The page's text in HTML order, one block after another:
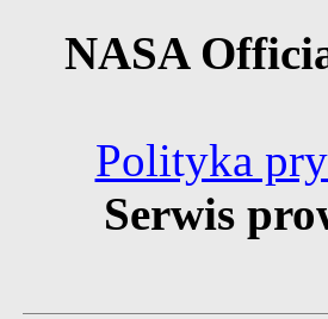
NASA
Polityka
Serwis